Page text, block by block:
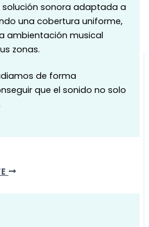
sonora adaptada a
una cobertura uniforme,
ambientación musical
zonas.
de forma
que el sonido no solo